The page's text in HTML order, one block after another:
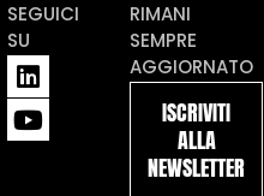
SEGUICI
SU
L
i
n
k
Y
o
u
t
RIMANI
SEMPRE
AGGIORNATO
ISCRIVITI
ALLA
NEWSLETTER